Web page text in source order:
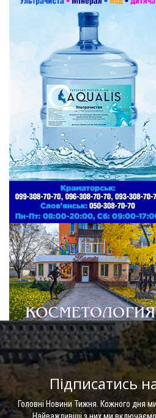
Підписатись
Головні Новини Тижня. Кожного дня